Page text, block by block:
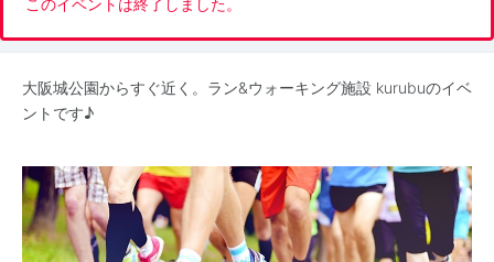
このイベントは終了しました。
大阪城公園からすぐ近く。ラン&ウォーキング施設 kurubuのイベ
ントです♪